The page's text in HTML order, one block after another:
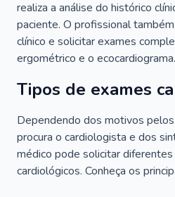
realiza a análise do histórico
paciente. O profissional
clínico e solicitar exames
ergométrico e o ecocardiograma.
Tipos de exames
Dependendo dos motivos
procura o cardiologista e dos
médico pode solicitar
cardiológicos. Conheça os